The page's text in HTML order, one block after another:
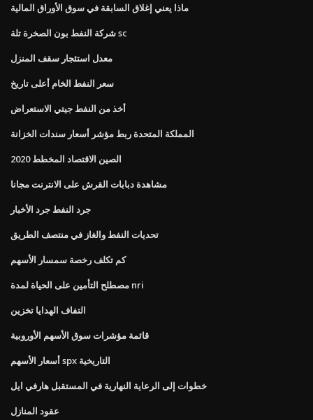
ماذا يعني إغلاق السابقة في سوق الأوراق المالية
شركة النفط بون الصخرة تلة sc
معدل استئجار سقف المنزل
سعر النفط الخام أعلى تاريخ
أخذ من النفط جيتي الاستعراض
المملكة المتحدة ربط مؤشر أسعار سندات الخزانة
الصين الاقتصاد المخطط 2020
مشاهدة دبابات القرش على الانترنت مجانا
جرد النفط جرد الأخبار
تحديات النفط والغاز في منتصف الطريق
كم تكلف رخصة سمسار الأسهم
مصطلح التأمين على الحياة لمدة nri
التفاف الهدايا تخزين
قائمة مؤشرات سوق الأسهم الأوروبية
أسعار الأسهم spx التاريخية
خطوات إلى الرعاية النهارية في المستقبل هارفي ايل
عقود المنازل